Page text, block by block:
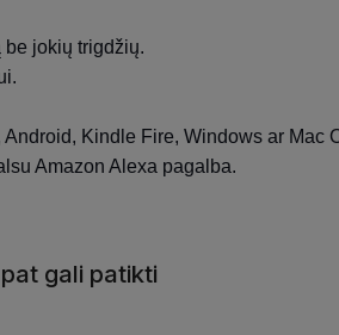
jokių trigdžių.
Kindle Fire, Windows ar Mac
Amazon Alexa pagalba.
gali patikti